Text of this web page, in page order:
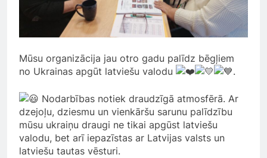
Mūsu organizācija jau otro gadu palīdz bēgļiem
no Ukrainas apgūt latviešu valodu
.
Nodarbības notiek draudzīgā atmosfērā. Ar
dzejoļu, dziesmu un vienkāršu sarunu palīdzību
mūsu ukraiņu draugi ne tikai apgūst latviešu
valodu, bet arī iepazīstas ar Latvijas valsts un
latviešu tautas vēsturi.